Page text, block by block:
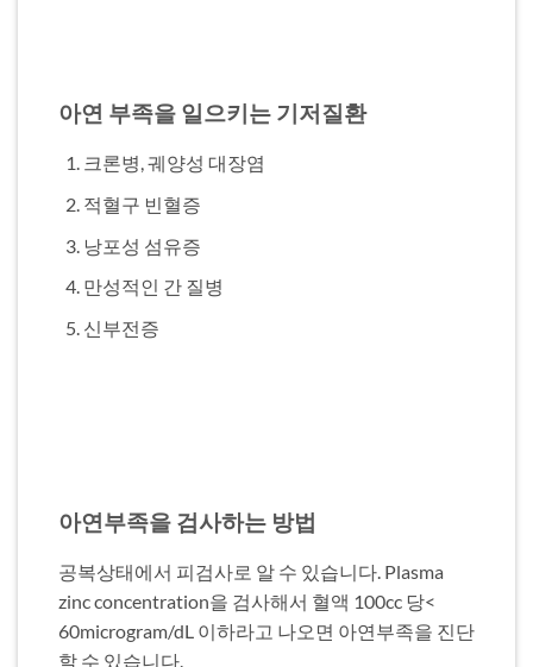
아연 부족을 일으키는 기저질환
크론병, 궤양성 대장염
적혈구 빈혈증
낭포성 섬유증
만성적인 간 질병
신부전증
아연부족을 검사하는 방법
공복상태에서 피검사로 알 수 있습니다. Plasma
zinc concentration을 검사해서 혈액 100cc 당<
60microgram/dL 이하라고 나오면 아연부족을 진단
할 수 있습니다.